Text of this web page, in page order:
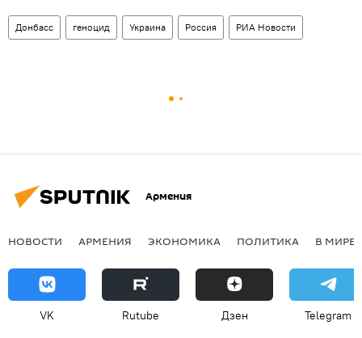
Донбасс геноцид Украина Россия РИА Новости
Армения
НОВОСТИ АРМЕНИЯ ЭКОНОМИКА ПОЛИТИКА В МИРЕ
VK Rutube Дзен Telegram